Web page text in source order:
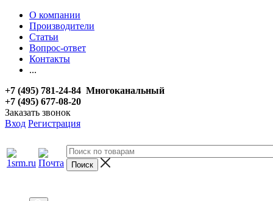
О компании
Производители
Статьи
Вопрос-ответ
Контакты
...
+7 (495) 781-24-84 Многоканальный
+7 (495) 677-08-20
Заказать звонок
Вход Регистрация